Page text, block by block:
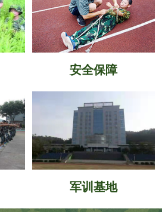
安全保障
军训基地